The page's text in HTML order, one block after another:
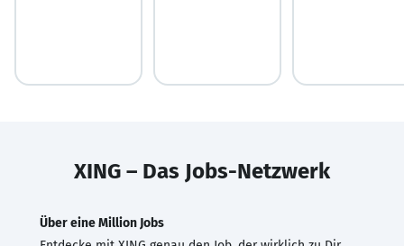
XING – Das Jobs-Netzwerk
Über eine Million Jobs